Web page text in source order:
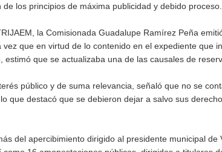
los principios de máxima publicidad y debido proceso.
la Comisionada Guadalupe Ramírez Peña
que en virtud de lo contenido en el expediente que
que se actualizaba una de las causales de
público y de suma relevancia, señaló que no se
que destacó que se debieron dejar a salvo sus
del apercibimiento dirigido al presidente municipal de